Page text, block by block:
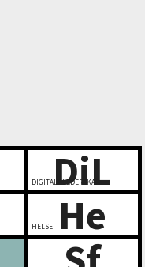
DiL
DIGITALT LEDERSKAP
He
HELSE